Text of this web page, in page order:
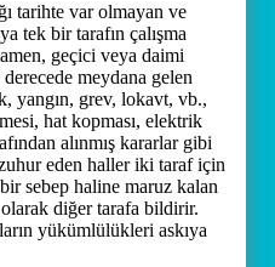
tarihte var olmayan ve
tek bir tarafın çalışma
geçici veya daimi
meydana gelen
yangın, grev, lokavt, vb.,
hat kopması, elektrik
alınmış kararlar gibi
eden haller iki taraf için
sebep haline maruz kalan
diğer tarafa bildirir.
yükümlülükleri askıya